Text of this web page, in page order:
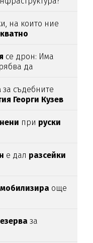
на които ние
се дрон: Има
да
за съдебните
Георги Кузев
при руски
е дал разсейки
мобилизира още
за